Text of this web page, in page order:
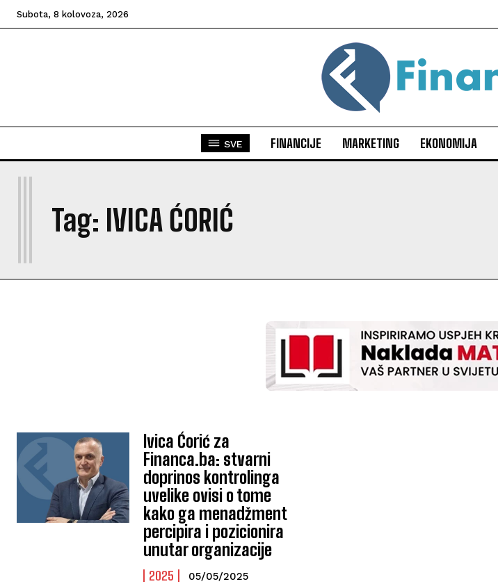
Subota, 8 kolovoza, 2026
SVE FINANCIJE MARKETING EKONOMIJA
Tag: IVICA ĆORIĆ
I
Ivica Ćorić za
Financa.ba: stvarni
doprinos kontrolinga
uvelike ovisi o tome
kako ga menadžment
percipira i pozicionira
unutar organizacije
2025 05/05/2025